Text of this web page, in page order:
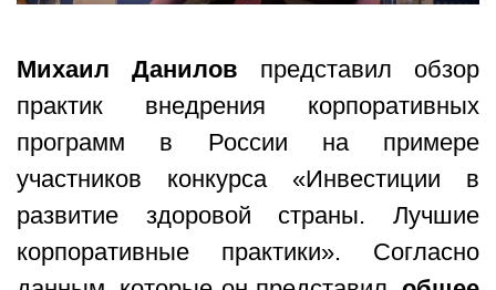
Михаил Данилов представил обзор
практик внедрения корпоративных
программ в России на примере
участников конкурса «Инвестиции в
развитие здоровой страны. Лучшие
корпоративные практики». Согласно